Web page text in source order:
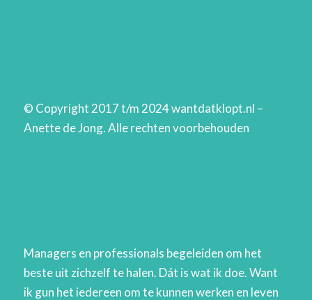
© Copyright 2017 t/m 2024 wantdatklopt.nl –
Anette de Jong. Alle rechten voorbehouden
Managers en professionals begeleiden om het
beste uit zichzelf te halen. Dát is wat ik doe. Want
ik gun het iedereen om te kunnen werken en leven